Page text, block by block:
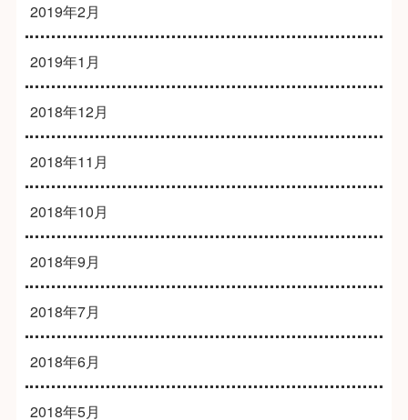
2019年2月
2019年1月
2018年12月
2018年11月
2018年10月
2018年9月
2018年7月
2018年6月
2018年5月